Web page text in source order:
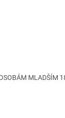
MLADŠÍM